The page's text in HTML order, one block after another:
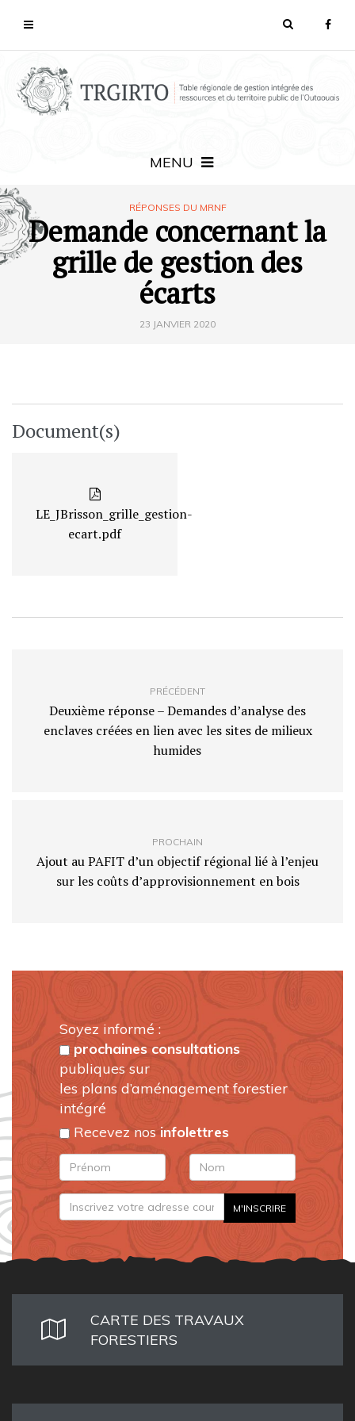
MENU
RÉPONSES DU MRNF
Demande concernant la
grille de gestion des
écarts
23 JANVIER 2020
Document(s)
LE_JBrisson_grille_gestion-
ecart.pdf
PRÉCÉDENT
Deuxième réponse – Demandes d’analyse des
enclaves créées en lien avec les sites de milieux
humides
PROCHAIN
Ajout au PAFIT d’un objectif régional lié à l’enjeu
sur les coûts d’approvisionnement en bois
Soyez informé :
prochaines consultations
publiques sur
les plans d’aménagement forestier
intégré
Recevez nosinfolettres
CARTE DES TRAVAUX
FORESTIERS